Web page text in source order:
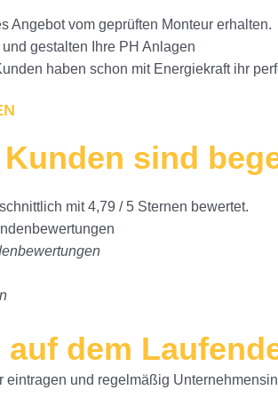
Angebot vom geprüften Monteur erhalten.
gestalten Ihre PH Anlagen
haben schon mit Energiekraft ihr
Kunden sind
mit 4,79 / 5 Sternen bewertet.
dem
eintragen und regelmäßig